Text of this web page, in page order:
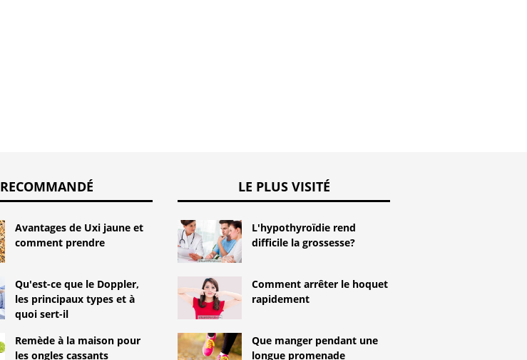
RECOMMANDÉ
Avantages de Uxi jaune et
comment prendre
Qu'est-ce que le Doppler,
les principaux types et à
quoi sert-il
Remède à la maison pour
les ongles cassants
LE PLUS VISITÉ
L'hypothyroïdie rend
difficile la grossesse?
Comment arrêter le hoquet
rapidement
Que manger pendant une
longue promenade